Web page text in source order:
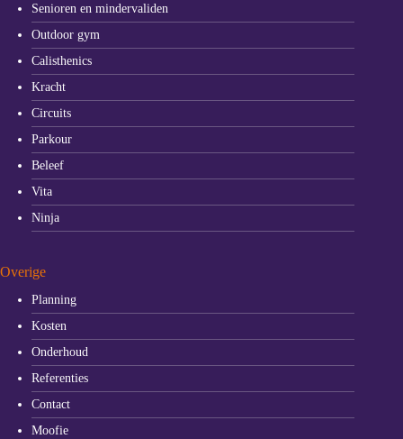
Senioren en mindervaliden
Outdoor gym
Calisthenics
Kracht
Circuits
Parkour
Beleef
Vita
Ninja
Overige
Planning
Kosten
Onderhoud
Referenties
Contact
Moofie